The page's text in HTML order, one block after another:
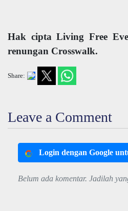
Hak cipta Living Free
renungan Crosswalk.
Share:
Leave a Comment
Login dengan Google
Belum ada komentar. Jadilah